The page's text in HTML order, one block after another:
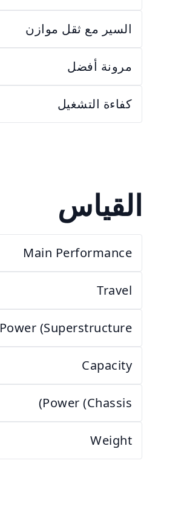
السير مع ثقل موازن
مرونة أفضل
كفاءة التشغيل
القياس
Main Performance
Travel
Power (Superstructure)
Capacity
Power (Chassis)
Weight